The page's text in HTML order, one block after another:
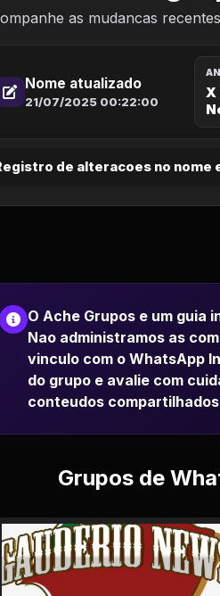
as mudancas
Nome atualizado
21/07/2025 00:22:00
X
de alteracoes no nome
O Ache Grupos e um guia
Nao administramos as
vinculo com o WhatsApp
do grupo e avalie com
conteudos
Grupos de